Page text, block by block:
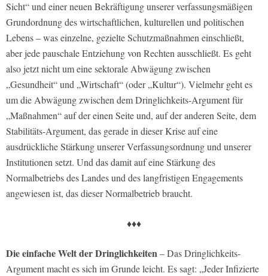
Sicht“ und einer neuen Bekräftigung unserer verfassungsmäßigen
Grundordnung des wirtschaftlichen, kulturellen und politischen
Lebens – was einzelne, gezielte Schutzmaßnahmen einschließt,
aber jede pauschale Entziehung von Rechten ausschließt. Es geht
also jetzt nicht um eine sektorale Abwägung zwischen
„Gesundheit“ und „Wirtschaft“ (oder „Kultur“). Vielmehr geht es
um die Abwägung zwischen dem Dringlichkeits-Argument für
„Maßnahmen“ auf der einen Seite und, auf der anderen Seite, dem
Stabilitäts-Argument, das gerade in dieser Krise auf eine
ausdrückliche Stärkung unserer Verfassungsordnung und unserer
Institutionen setzt. Und das damit auf eine Stärkung des
Normalbetriebs des Landes und des langfristigen Engagements
angewiesen ist, das dieser Normalbetrieb braucht.
♦♦♦
Die einfache Welt der Dringlichkeiten– Das Dringlichkeits-
Argument macht es sich im Grunde leicht. Es sagt: „Jeder Infizierte